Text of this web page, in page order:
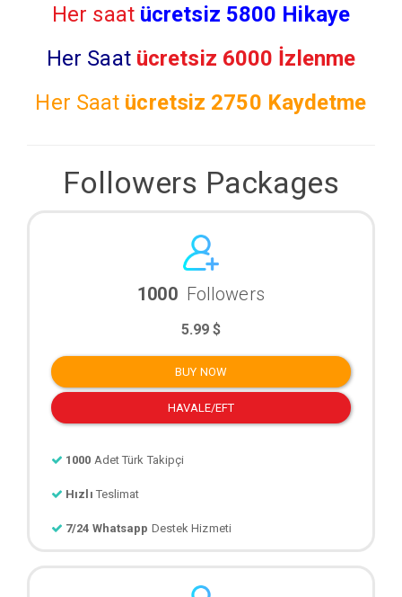
Her saat ücretsiz 5800 Hikaye
Her Saat ücretsiz 6000 İzlenme
Her Saat ücretsiz 2750 Kaydetme
Followers Packages
1000 Followers
5.99 $
BUY NOW
HAVALE/EFT
1000 Adet Türk Takipçi
Hızlı Teslimat
7/24 Whatsapp Destek Hizmeti